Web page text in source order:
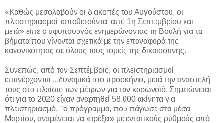
«Καθώς μεσολαβούν οι διακοπές του Αυγούστου, οι
πλειστηριασμοί τοποθετούνται από 1η Σεπτεμβρίου και
μετά» είπε ο υφυπουργός ενημερώνοντας τη Βουλή για τα
βήματα που γίνονται σχετικά με την επαναφορά της
κανονικότητας σε όλους τους τομείς της δικαιοσύνης.
Συνεπώς, από τον Σεπτέμβριο, οι πλειστηριασμοί
επανέρχονται ...δυναμικά στο προσκήνιο, μετά την αναστολή
τους στο πλαίσιο των μέτρων για τον κορωνοϊό. Σημειώνεται
ότι για το 2020 είχαν αναρτηθεί 58.000 ακίνητα για
πλειστηριασμό. Το πρόγραμμα, που πάγωσε στα μέσα
Μαρτίου, αναμένεται να «τρέξει» με εντατικούς ρυθμούς από